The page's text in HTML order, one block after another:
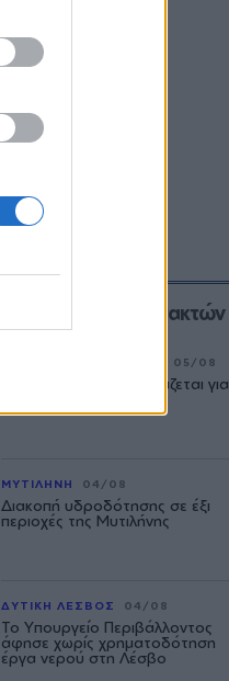
Επιλογές των Συντακτών
05/08
«Η ασφάλεια δεν θυσιάζεται για
ΜΥΤΙΛΗΝΗ 04/08
Διακοπή υδροδότησης σε έξι
περιοχές της Μυτιλήνης
ΔΥΤΙΚΗ ΛΕΣΒΟΣ 04/08
Το Υπουργείο Περιβάλλοντος
άφησε χωρίς χρηματοδότηση
έργα νερού στη Λέσβο